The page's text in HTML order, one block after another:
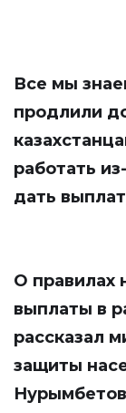
Все мы
продлили
работать
дать
О правилах
выплаты в
рассказал
защиты